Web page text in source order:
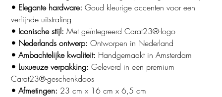
• Elegante hardware: Goud kleurige accenten voor een
verfijnde uitstraling
• Iconische stijl:Met geïntegreerd Carat23®-logo
• Nederlands ontwerp:Ontworpen in Nederland
• Ambachtelijke kwaliteit: Handgemaakt in Amsterdam
• Luxueuze verpakking: Geleverd in een premium
Carat23®-geschenkdoos
• Afmetingen: 23 cm x 16 cm x 6,5 cm